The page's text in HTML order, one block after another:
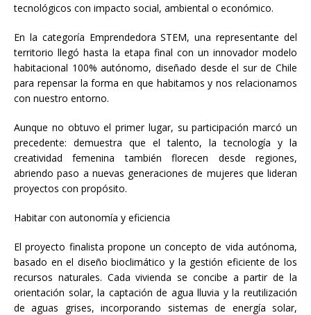
tecnológicos con impacto social, ambiental o económico.
En la categoría Emprendedora STEM, una representante del
territorio llegó hasta la etapa final con un innovador modelo
habitacional 100% autónomo, diseñado desde el sur de Chile
para repensar la forma en que habitamos y nos relacionamos
con nuestro entorno.
Aunque no obtuvo el primer lugar, su participación marcó un
precedente: demuestra que el talento, la tecnología y la
creatividad femenina también florecen desde regiones,
abriendo paso a nuevas generaciones de mujeres que lideran
proyectos con propósito.
Habitar con autonomía y eficiencia
El proyecto finalista propone un concepto de vida autónoma,
basado en el diseño bioclimático y la gestión eficiente de los
recursos naturales. Cada vivienda se concibe a partir de la
orientación solar, la captación de agua lluvia y la reutilización
de aguas grises, incorporando sistemas de energía solar,